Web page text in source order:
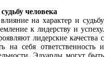
человека
на характер и судьбу
к лидерству и успеху.
лидерские качества с
на себя ответственность и